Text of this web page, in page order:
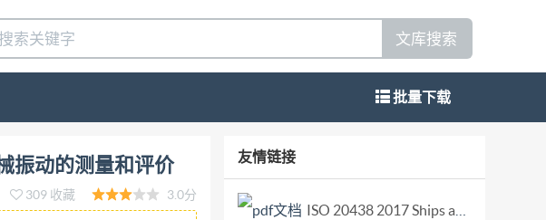
文库搜索
批量下载
交流发电机组 第9部分：机械振动的测量和评价 Reciprocating
and evaluation of mechanical vibrations (ISO 8528-
验检疫总局 标准网 中华人民共和国 国家标准 往复式内燃机驱
振动的测量和评价
309 收藏 3.0分
友情链接
ISO 20438 2017 Ships and marine technology — Offshore mooring chains.pdf